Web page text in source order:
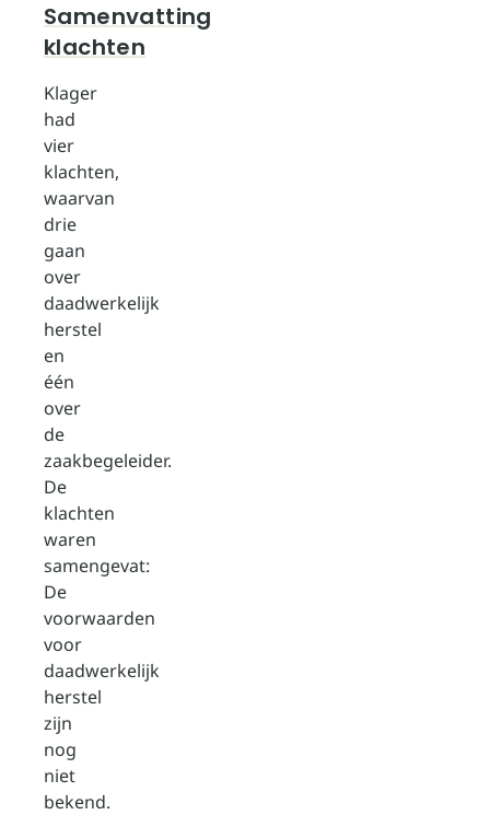
Samenvatting
klachten
Klager
had
vier
klachten,
waarvan
drie
gaan
over
daadwerkelijk
herstel
en
één
over
de
zaakbegeleider.
De
klachten
waren
samengevat:
De
voorwaarden
voor
daadwerkelijk
herstel
zijn
nog
niet
bekend.